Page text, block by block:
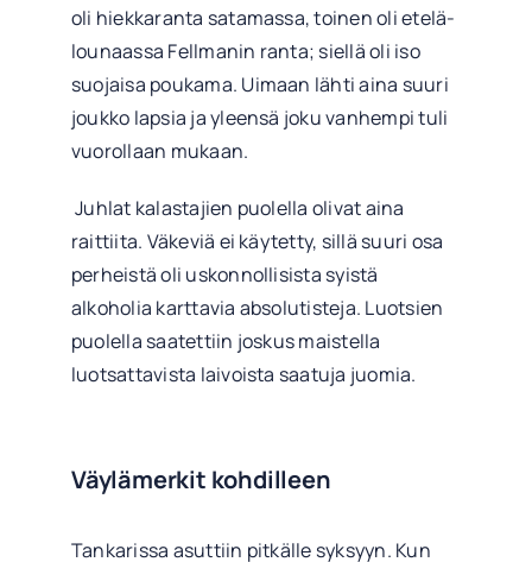
oli hiekkaranta satamassa, toinen oli etelä-
lounaassa Fellmanin ranta; siellä oli iso
suojaisa poukama. Uimaan lähti aina suuri
joukko lapsia ja yleensä joku vanhempi tuli
vuorollaan mukaan.
Juhlat kalastajien puolella olivat aina
raittiita. Väkeviä ei käytetty, sillä suuri osa
perheistä oli uskonnollisista syistä
alkoholia karttavia absolutisteja. Luotsien
puolella saatettiin joskus maistella
luotsattavista laivoista saatuja juomia.
Väylämerkit kohdilleen
Tankarissa asuttiin pitkälle syksyyn. Kun